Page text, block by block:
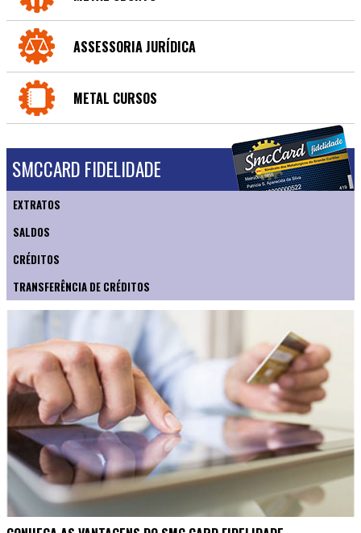
ASSESSORIA JURÍDICA
METAL CURSOS
SMCCARD FIDELIDADE
EXTRATOS
SALDOS
CRÉDITOS
TRANSFERÊNCIA DE CRÉDITOS